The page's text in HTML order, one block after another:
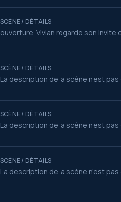
SCÈNE / DÉTAILS
ouverture. Vivian regarde son invite
SCÈNE / DÉTAILS
La description de la scène n’est
SCÈNE / DÉTAILS
La description de la scène n’est
SCÈNE / DÉTAILS
La description de la scène n’est